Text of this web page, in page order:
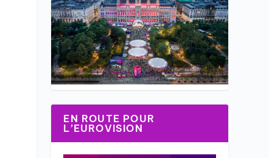
EN ROUTE POUR
L’EUROVISION